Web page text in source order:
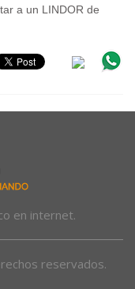
a un LINDOR de
en internet.
reservados.